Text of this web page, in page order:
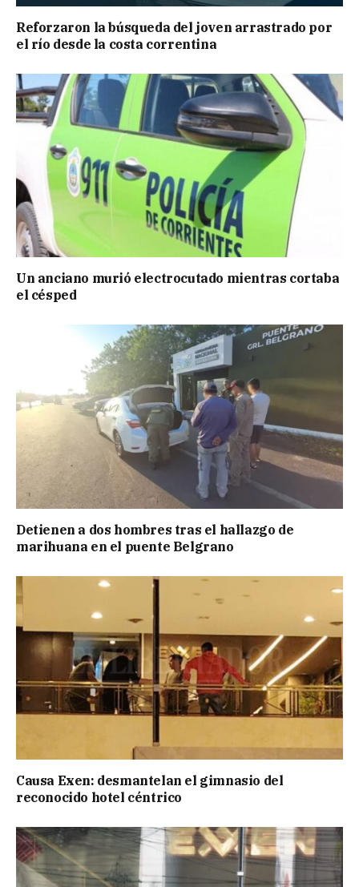
Reforzaron la búsqueda del joven arrastrado por
el río desde la costa correntina
Un anciano murió electrocutado mientras cortaba
el césped
Detienen a dos hombres tras el hallazgo de
marihuana en el puente Belgrano
Causa Exen: desmantelan el gimnasio del
reconocido hotel céntrico